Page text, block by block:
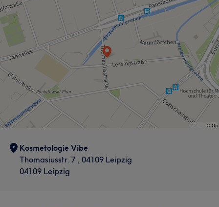
Freundlich
Kosmetologie Vibe
Thomasiusstr. 7 , 04109 Leipzig
04109 Leipzig